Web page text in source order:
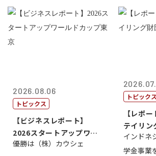
2026.08.06
トピックス
【ビジネスレポート】
2026スタートアップワー
ルドカップ東京
優勝は（株）カウシェ
トピックス
【レポ
テイリ
理事長
インドネ
学金事業